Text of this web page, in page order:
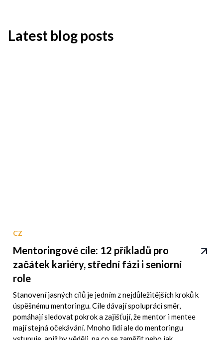
Latest blog posts
CZ
Mentoringové cíle: 12 příkladů pro
začátek kariéry, střední fázi i seniorní
role
Stanovení jasných cílů je jedním z nejdůležitějších kroků k
úspěšnému mentoringu. Cíle dávají spolupráci směr,
pomáhají sledovat pokrok a zajišťují, že mentor i mentee
mají stejná očekávání. Mnoho lidí ale do mentoringu